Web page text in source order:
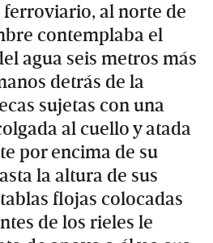
ferroviario, al norte de
contemplaba el
agua seis metros más
detrás de la
sujetas con una
al cuello y atada
por encima de su
la altura de sus
flojas colocadas
de los rieles le